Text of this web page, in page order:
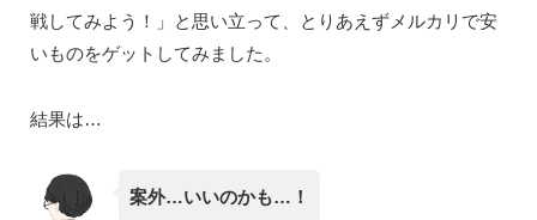
戦してみよう！」と思い立って、とりあえずメルカリで安
いものをゲットしてみました。
結果は…
案外…いいのかも…！